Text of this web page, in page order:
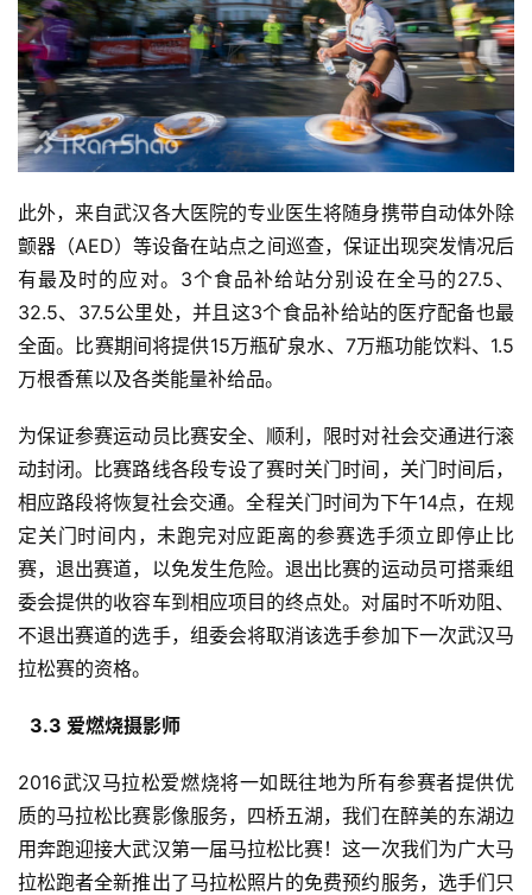
此外，来自武汉各大医院的专业医生将随身携带自动体外除
颤器（AED）等设备在站点之间巡查，保证出现突发情况后
有最及时的应对。3个食品补给站分别设在全马的27.5、
32.5、37.5公里处，并且这3个食品补给站的医疗配备也最
全面。比赛期间将提供15万瓶矿泉水、7万瓶功能饮料、1.5
万根香蕉以及各类能量补给品。
为保证参赛运动员比赛安全、顺利，限时对社会交通进行滚
动封闭。比赛路线各段专设了赛时关门时间，关门时间后，
相应路段将恢复社会交通。全程关门时间为下午14点，在规
定关门时间内，未跑完对应距离的参赛选手须立即停止比
赛，退出赛道，以免发生危险。退出比赛的运动员可搭乘组
委会提供的收容车到相应项目的终点处。对届时不听劝阻、
不退出赛道的选手，组委会将取消该选手参加下一次武汉马
拉松赛的资格。
3.3 爱燃烧摄影师
2016武汉马拉松爱燃烧将一如既往地为所有参赛者提供优
质的马拉松比赛影像服务，四桥五湖，我们在醉美的东湖边
用奔跑迎接大武汉第一届马拉松比赛！这一次我们为广大马
拉松跑者全新推出了马拉松照片的免费预约服务，选手们只